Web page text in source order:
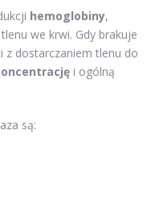
hemoglobiny,
we krwi. Gdy brakuje
z dostarczaniem tlenu do
i ogólną
są: